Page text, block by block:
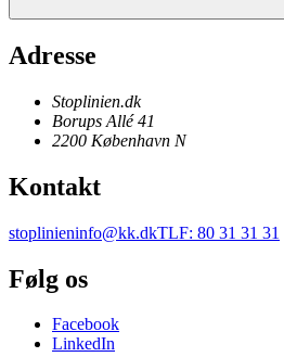
Adresse
Stoplinien.dk
Borups Allé 41
2200 København N
Kontakt
stoplinieninfo@kk.dkTLF: 80 31 31 31
Følg os
Facebook
LinkedIn